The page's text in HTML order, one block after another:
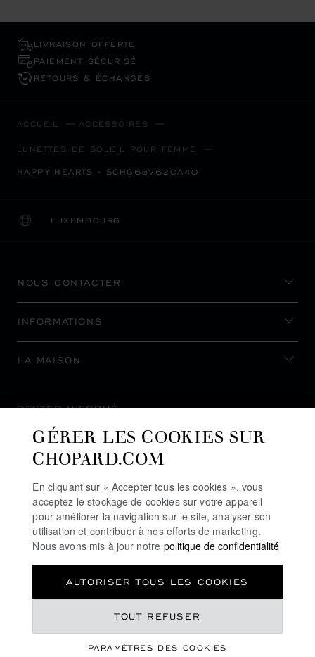
LIVRAISON OFFERTE
PAIEMENT SÉCURISÉ
RETOURS & ÉCHANGES
ACCUEIL ACCESSOIRES
LUNETTES DE SOLEIL POUR FEMME
HAPPY HEARTS - SCHG68V620A40
LUXEMBOURG
LOCALISATION (CHANGER DE PAYS)
CHANGER DE PAYS
NOUS CONTACTER
INFORMATIONS
LA MAISON
RESTER INFORMÉ
S’INSCRIRE À LA NEWSLETTER
POLITIQUE DES COOKIES
GÉRER LES COOKIES SUR
CHOPARD.COM
En cliquant sur « Accepter tous les cookies », vous
acceptez le stockage de cookies sur votre appareil
pour améliorer la navigation sur le site, analyser son
utilisation et contribuer à nos efforts de marketing.
Nous avons mis à jour notre politique de confidentialité
PARAMÈTRES DES COOKIES
TOUT REFUSER
AUTORISER TOUS LES COOKIES